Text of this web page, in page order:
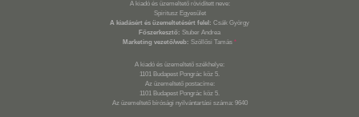
A kiadó és üzemeltető rövidített neve:
Spiritusz Egyesület
A kiadásért és üzemeltetésért felel: Csák György
Főszerkesztő: Stuber Andrea
Marketing vezető/web: Szöllősi Tamás *
A kiadó és üzemeltető székhelye:
1101 Budapest Pongrác köz 5.
Az üzemeltető postacíme:
1101 Budapest Pongrác köz 5.
Az üzemeltető bírósági nyilvántartási száma: 9640